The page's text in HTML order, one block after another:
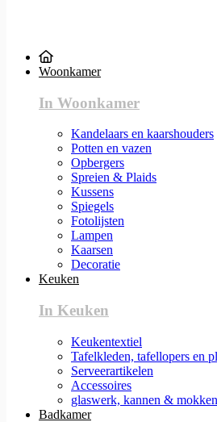
Woonkamer
In Woonkamer
Kandelaars en kaarshouders
Potten en vazen
Opbergers
Spreien & Plaids
Kussens
Spiegels
Fotolijsten
Lampen
Kaarsen
Decoratie
Keuken
In Keuken
Keukentextiel
Tafelkleden, tafellopers en
Serveerartikelen
Accessoires
glaswerk, kannen & mokken
Badkamer